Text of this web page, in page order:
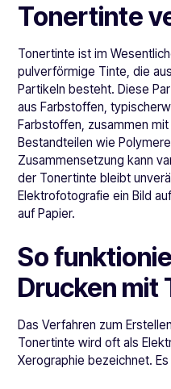
Tonertinte
Tonertinte ist im
pulverförmige Tinte, die
Partikeln besteht. Diese
aus Farbstoffen,
Farbstoffen, zusammen
Bestandteilen wie
Zusammensetzung kann
der Tonertinte bleibt
Elektrofotografie ein Bild
auf Papier.
So
Drucken mit
Das Verfahren zum
Tonertinte wird oft als
Xerographie bezeichnet.